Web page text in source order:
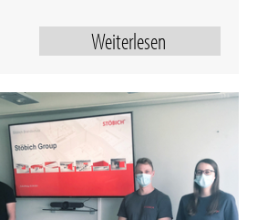
Weiterlesen